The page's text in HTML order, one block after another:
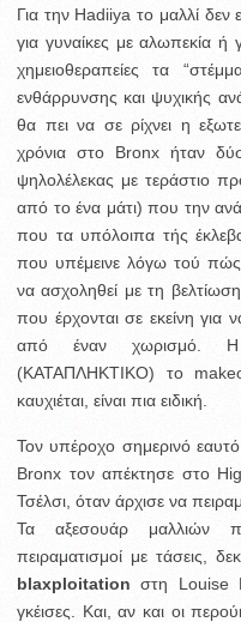
Για την Hadiiya το μαλλί δεν
για γυναίκες με αλωπεκία
χημειοθεραπείες τα
ενθάρρυνσης και ψυχικής
θα πει να σε ρίχνει η
χρόνια στο Bronx ήταν
ψηλολέλεκας με τεράστιο
από το ένα μάτι) που την
που τα υπόλοιπα τής
που υπέμεινε λόγω τού πώς
να ασχοληθεί με τη
που έρχονται σε εκείνη για
από έναν χωρισμό.
(ΚΑΤΑΠΛΗΚΤΙΚΟ) το
καυχιέται, είναι πια ειδική.
Τον υπέροχο σημερινό
Bronx τον απέκτησε στο
Τσέλσι, όταν άρχισε να
Τα αξεσουάρ μαλλιών
πειραματισμοί με τάσεις,
blaxploitation στη Louise
γκέισες. Και, αν και οι